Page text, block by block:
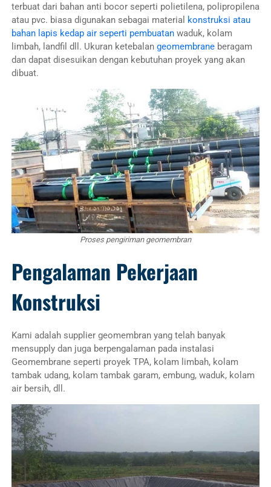
terbuat dari bahan anti bocor seperti polietilena, polipropilena
atau pvc. biasa digunakan sebagai material konstruksi atau
bahan lapis kedap air seperti pembuatanwaduk, kolam
limbah, landfil dll. Ukuran ketebalan geomembraneberagam
dan dapat disesuikan dengan kebutuhan proyek yang akan
dibuat.
Proses pengiriman geomembran
Pengalaman Pekerjaan
Konstruksi
Kami adalah supplier geomembran yang telah banyak
mensupply dan juga berpengalaman pada instalasi
Geomembrane seperti proyek TPA, kolam limbah, kolam
tambak udang, kolam tambak garam, embung, waduk, kolam
air bersih, dll.